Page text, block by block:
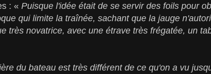
: « Puisque l'idée était de se servir des foils pour
qui limite la traînée, sachant que la jauge
très novatrice, avec une étrave très frégatée, un
du bateau est très différent de ce qu'on a vu